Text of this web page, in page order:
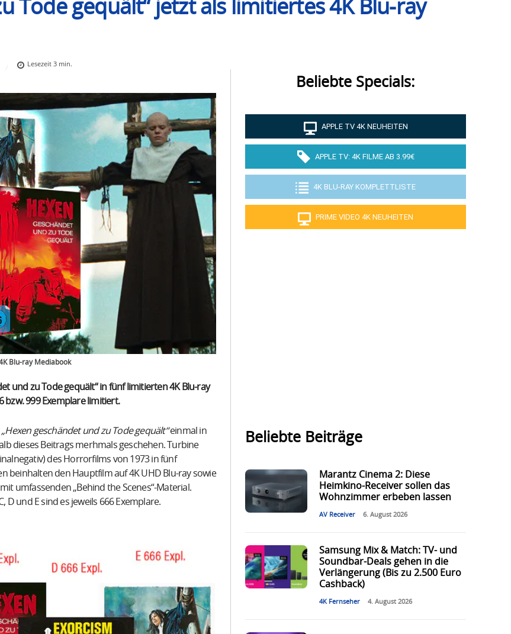
Tode gequält“ jetzt als limitiertes 4K Blu-ray
Lesezeit3 min.
Blu-ray Mediabook
und zu Tode gequält“ in fünf limitierten 4K Blu-ray
bzw. 999 Exemplare limitiert.
„Hexen geschändet und zu Tode gequält“einmal in
dieses Beitrags merhmals geschehen. Turbine
des Horrorfilms von 1973 in fünf
beinhalten den Hauptfilm auf 4K UHD Blu-ray sowie
umfassenden „Behind the Scenes“-Material.
D und E sind es jeweils 666 Exemplare.
Beliebte Specials:
APPLE TV 4K NEUHEITEN
APPLE TV: 4K FILME AB 3.99€
4K BLU-RAY KOMPLETTLISTE
PRIME VIDEO 4K NEUHEITEN
Beliebte Beiträge
Marantz Cinema 2: Diese
Heimkino-Receiver sollen das
Wohnzimmer erbeben lassen
AV Receiver 6. August 2026
Samsung Mix & Match: TV- und
Soundbar-Deals gehen in die
Verlängerung (Bis zu 2.500 Euro
Cashback)
4K Fernseher 4. August 2026